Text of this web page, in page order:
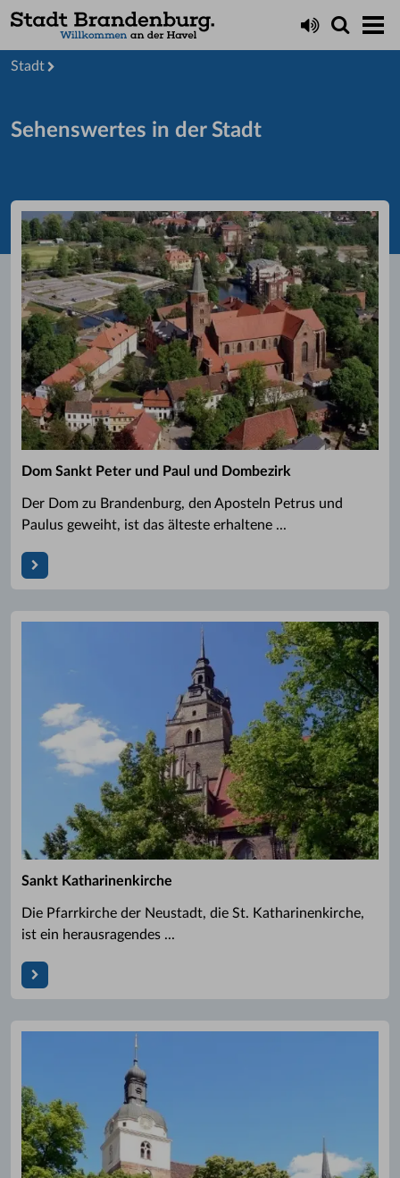
Startseite
Stadt
Sehenswertes in der Stadt
Dom Sankt Peter und Paul und Dombezirk
Der Dom zu Brandenburg, den Aposteln Petrus und
Paulus geweiht, ist das älteste erhaltene ...
Sankt Katharinenkirche
Die Pfarrkirche der Neustadt, die St. Katharinenkirche,
ist ein herausragendes ...